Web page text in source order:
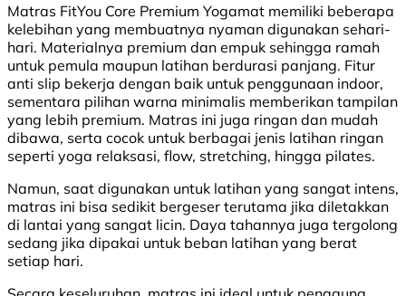
Matras FitYou Core Premium Yogamat memiliki beberapa
kelebihan yang membuatnya nyaman digunakan sehari-
hari. Materialnya premium dan empuk sehingga ramah
untuk pemula maupun latihan berdurasi panjang. Fitur
anti slip bekerja dengan baik untuk penggunaan indoor,
sementara pilihan warna minimalis memberikan tampilan
yang lebih premium. Matras ini juga ringan dan mudah
dibawa, serta cocok untuk berbagai jenis latihan ringan
seperti yoga relaksasi, flow, stretching, hingga pilates.
Namun, saat digunakan untuk latihan yang sangat intens,
matras ini bisa sedikit bergeser terutama jika diletakkan
di lantai yang sangat licin. Daya tahannya juga tergolong
sedang jika dipakai untuk beban latihan yang berat
setiap hari.